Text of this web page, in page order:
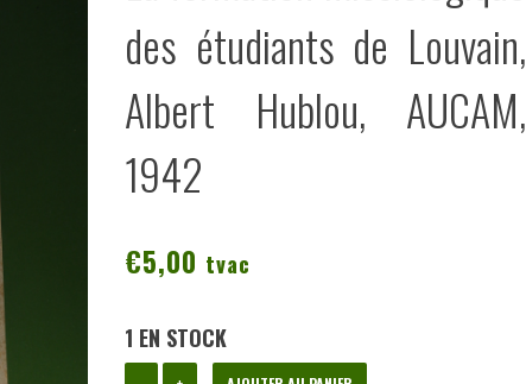
des étudiants de Louvain,
Albert Hublou, AUCAM,
1942
€5,00 tvac
1 EN STOCK